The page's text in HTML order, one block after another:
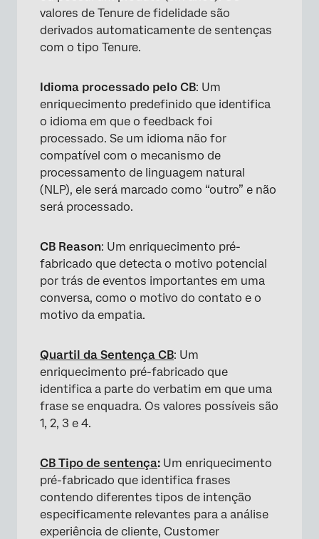
valores de Tenure de fidelidade são
derivados automaticamente de sentenças
com o tipo Tenure.
Idioma processado pelo CB: Um
enriquecimento predefinido que identifica
o idioma em que o feedback foi
processado. Se um idioma não for
compatível com o mecanismo de
processamento de linguagem natural
(NLP), ele será marcado como “outro” e não
será processado.
CB Reason: Um enriquecimento pré-
fabricado que detecta o motivo potencial
por trás de eventos importantes em uma
conversa, como o motivo do contato e o
motivo da empatia.
Quartil da Sentença CB: Um
enriquecimento pré-fabricado que
identifica a parte do verbatim em que uma
frase se enquadra. Os valores possíveis são
1, 2, 3 e 4.
CB Tipo de sentença: Um enriquecimento
pré-fabricado que identifica frases
contendo diferentes tipos de intenção
especificamente relevantes para a análise
experiência de cliente, Customer